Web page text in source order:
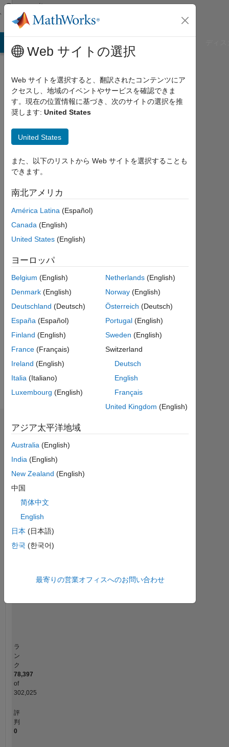
コンテンツへスキップ
Community
Profile
Pushti
Shah
Last
2年
以上
年
か
テ
ィ
ブ
Followers:
Follow
ダッシュボード
統
計
MATLAB Answers
コントリビューション L
-2
-1
2
3
4
02/26
ラ
ン
ク
78,397
of
302,025
評
判
0
Web サイトの選択
Web サイトを選択すると、翻訳されたコンテンツにア
クセスし、地域のイベントやサービスを確認できま
す。現在の位置情報に基づき、次のサイトの選択を推
奨します: United States
United States
また、以下のリストから Web サイトを選択することも
できます。
南北アメリカ
América Latina (Español)
Canada (English)
United States (English)
ヨーロッパ
Belgium (English)
Denmark (English)
Deutschland (Deutsch)
España (Español)
Finland (English)
France (Français)
Ireland (English)
Italia (Italiano)
Luxembourg (English)
Netherlands (English)
Norway (English)
Österreich (Deutsch)
Portugal (English)
Sweden (English)
Switzerland
Deutsch
English
Français
United Kingdom (English)
アジア太平洋地域
Australia (English)
India (English)
New Zealand (English)
中国
简体中文
English
日本 (日本語)
한국 (한국어)
最寄りの営業オフィスへのお問い合わせ